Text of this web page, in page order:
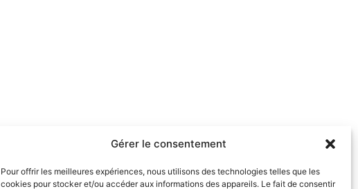
Gérer le consentement
Pour offrir les meilleures expériences, nous utilisons des technologies telles que les
cookies pour stocker et/ou accéder aux informations des appareils. Le fait de consentir